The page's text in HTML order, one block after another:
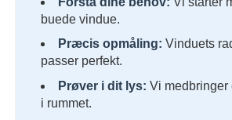
buede vindue.
Præcis opmåling: Vinduets
passer perfekt.
Prøver i dit lys: Vi medbringer
i rummet.